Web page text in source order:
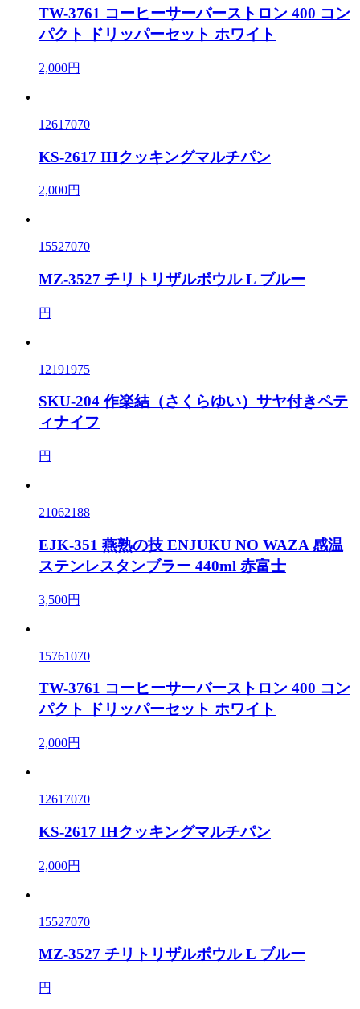
TW-3761 コーヒーサーバーストロン 400 コン
パクト ドリッパーセット ホワイト
2,000円
12617070
KS-2617 IHクッキングマルチパン
2,000円
15527070
MZ-3527 チリトリザルボウル L ブルー
円
12191975
SKU-204 作楽結（さくらゆい）サヤ付きペテ
ィナイフ
円
21062188
EJK-351 燕熟の技 ENJUKU NO WAZA 感温
ステンレスタンブラー 440ml 赤富士
3,500円
15761070
TW-3761 コーヒーサーバーストロン 400 コン
パクト ドリッパーセット ホワイト
2,000円
12617070
KS-2617 IHクッキングマルチパン
2,000円
15527070
MZ-3527 チリトリザルボウル L ブルー
円